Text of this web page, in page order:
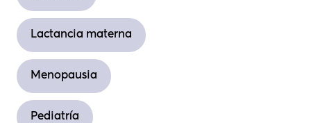
Lactancia materna
Menopausia
Pediatría